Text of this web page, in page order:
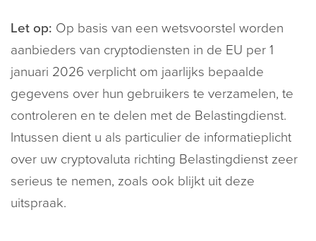
Let op: Op basis van een wetsvoorstel worden
aanbieders van cryptodiensten in de EU per 1
januari 2026 verplicht om jaarlijks bepaalde
gegevens over hun gebruikers te verzamelen, te
controleren en te delen met de Belastingdienst.
Intussen dient u als particulier de informatieplicht
over uw cryptovaluta richting Belastingdienst zeer
serieus te nemen, zoals ook blijkt uit deze
uitspraak.